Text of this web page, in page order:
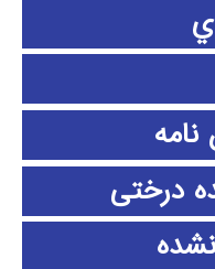
نامه
درختی